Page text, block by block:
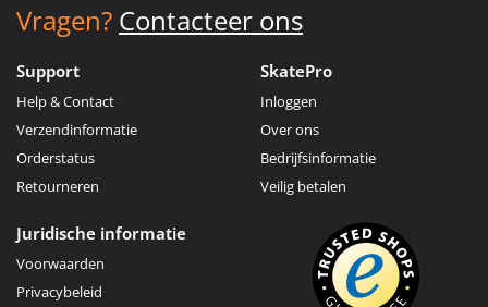
Vragen? Contacteer ons
Support
Help & Contact
Verzendinformatie
Orderstatus
Retourneren
SkatePro
Inloggen
Over ons
Bedrijfsinformatie
Veilig betalen
Juridische informatie
Voorwaarden
Privacybeleid